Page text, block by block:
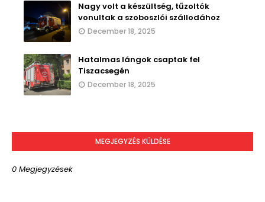
Nagy volt a készültség, tűzoltók
vonultak a szoboszlói szállodához
December 18, 2025
Hatalmas lángok csaptak fel
Tiszacsegén
December 18, 2025
MEGJEGYZÉS KÜLDÉSE
0 Megjegyzések